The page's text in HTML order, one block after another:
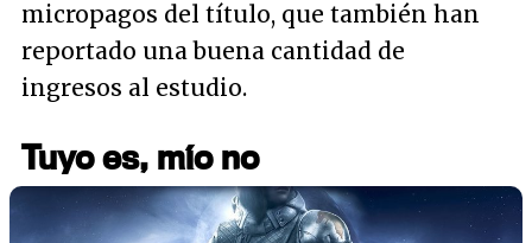
micropagos del título, que también han
reportado una buena cantidad de
ingresos al estudio.
Tuyo es, mío no